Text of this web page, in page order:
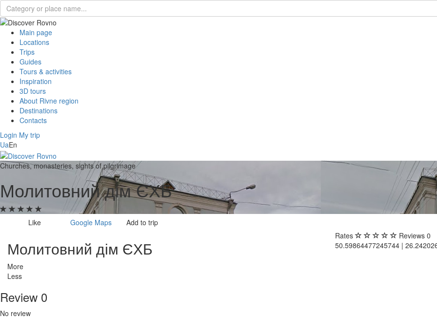
Main page
Locations
Trips
Guides
Tours & activities
Inspiration
3D tours
About Rivne region
Destinations
Contacts
Login My trip
UaEn
Churches, monasteries, sights of pilgrimage
Молитовний дім ЄХБ
Like Google Maps Add to trip
Молитовний дім ЄХБ
More
Less
Rates Reviews 0
50.59864477245744 |
Review 0
No review